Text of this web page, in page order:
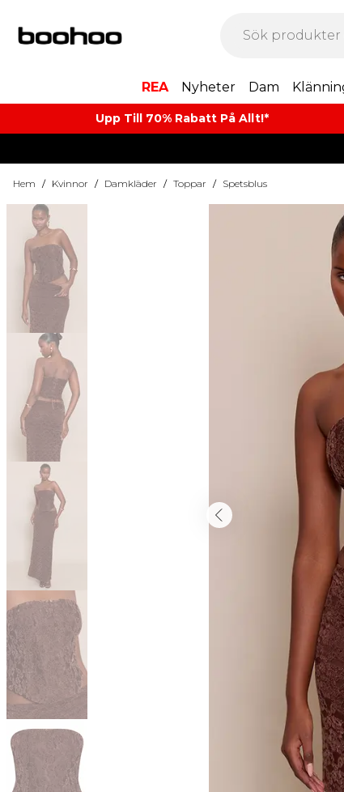
REA Nyheter Dam
Upp Till 70% Rabatt På Allt!*
Hem / Kvinnor / Damkläder / Toppar / Spetsblus